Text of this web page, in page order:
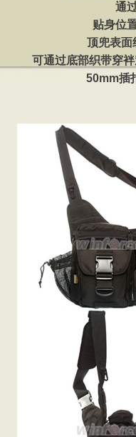
通
贴身位
顶兜表面
可通过底部织带穿
50mm插